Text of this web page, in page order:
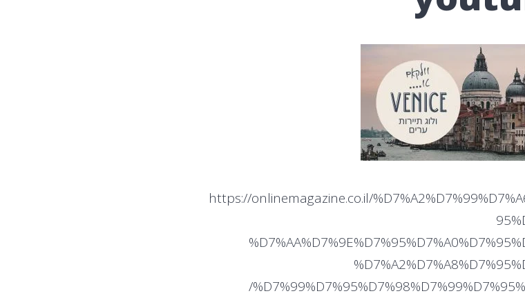
https://onlinemagazine.co.il/